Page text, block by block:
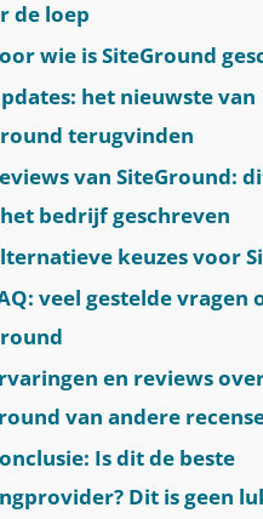
de loep
wie is SiteGround
het nieuwste van
terugvinden
van SiteGround:
bedrijf geschreven
keuzes voor
veel gestelde vragen
en reviews
van andere
Is dit de beste
Dit is geen